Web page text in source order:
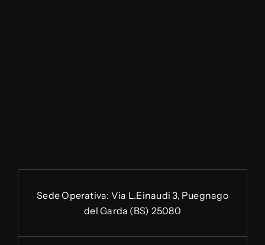
Sede Operativa: Via L.Einaudi 3, Puegnago
del Garda (BS) 25080